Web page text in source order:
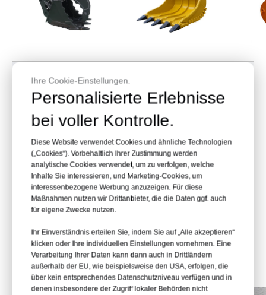
Ihre Cookie-Einstellungen.
Personalisierte Erlebnisse
bei voller Kontrolle.
Diese Website verwendet Cookies und ähnliche Technologien
(„Cookies“). Vorbehaltlich Ihrer Zustimmung werden
analytische Cookies verwendet, um zu verfolgen, welche
Inhalte Sie interessieren, und Marketing-Cookies, um
interessenbezogene Werbung anzuzeigen. Für diese
Maßnahmen nutzen wir Drittanbieter, die die Daten ggf. auch
für eigene Zwecke nutzen.
Ihr Einverständnis erteilen Sie, indem Sie auf „Alle akzeptieren“
klicken oder Ihre individuellen Einstellungen vornehmen. Eine
Verarbeitung Ihrer Daten kann dann auch in Drittländern
außerhalb der EU, wie beispielsweise den USA, erfolgen, die
über kein entsprechendes Datenschutzniveau verfügen und in
denen insbesondere der Zugriff lokaler Behörden nicht
Eimer (GP) Q345B
Wird hauptsächlich für
Wird hauptsächlich
weichem Stein und Ton,
Eimer (HDX)
Q345+NM400/H
Wird für den Abbau
mittelhartem Gestein
Wählen Sie Modell aus